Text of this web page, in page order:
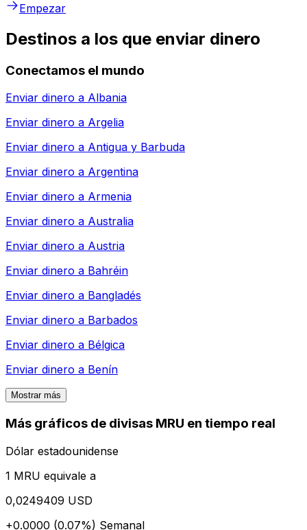
Empezar
Destinos a los que enviar dinero
Conectamos el mundo
Enviar dinero a Albania
Enviar dinero a Argelia
Enviar dinero a Antigua y Barbuda
Enviar dinero a Argentina
Enviar dinero a Armenia
Enviar dinero a Australia
Enviar dinero a Austria
Enviar dinero a Bahréin
Enviar dinero a Bangladés
Enviar dinero a Barbados
Enviar dinero a Bélgica
Enviar dinero a Benín
Mostrar más
Más gráficos de divisas MRU en tiempo real
Dólar estadounidense
1 MRU equivale a
0,0249409 USD
+0.0000 (0.07%) Semanal